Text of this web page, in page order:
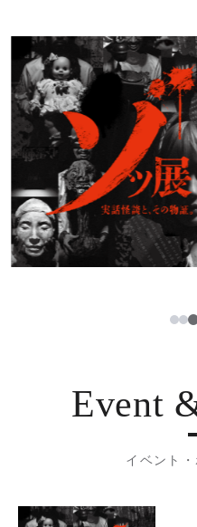
PARCOメンバーズ
JP
12
Event
イベント